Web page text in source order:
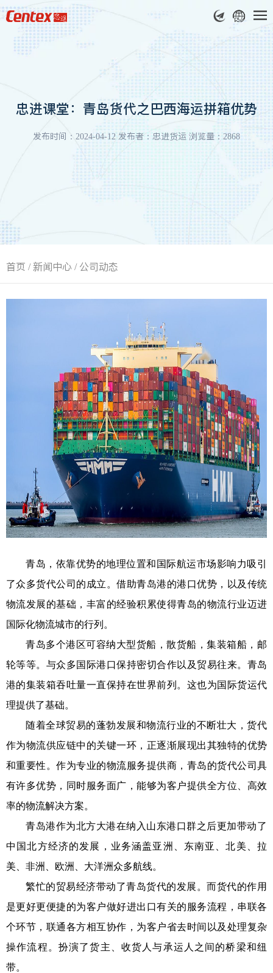
忠进课堂：青岛货代之巴西海运拼箱优势
发布时间：2024-04-12 发布者：忠进货运 浏览量：2868
首页 /新闻中心 /公司动态
青岛，依靠优势的地理位置和国际航运市场影响力吸引
了众多货代公司的成立。借助青岛港的港口优势，以及传统
物流发展的基础，丰富的经验积累使得青岛的物流行业迈进
国际化物流城市的行列。
青岛多个港区可容纳大型货船，散货船，集装箱船，邮
轮等等。与众多国际港口保持密切合作以及贸易往来。青岛
港的集装箱吞吐量一直保持在世界前列。这也为国际货运代
理提供了基础。
随着全球贸易的蓬勃发展和物流行业的不断壮大，货代
作为物流供应链中的关键一环，正逐渐展现出其独特的优势
和重要性。作为专业的物流服务提供商，青岛的货代公司具
有许多优势，同时服务面广，能够为客户提供全方位、高效
率的物流解决方案。
青岛港作为北方大港在纳入山东港口群之后更加带动了
中国北方经济的发展，业务涵盖亚洲、东南亚、北美、拉
美、非洲、欧洲、大洋洲众多航线。
繁忙的贸易经济带动了青岛货代的发展。而货代的作用
是更好更便捷的为客户做好进出口有关的服务流程，串联各
个环节，联通各方相互协作，为客户省去时间以及处理复杂
操作流程。扮演了货主、收货人与承运人之间的桥梁和纽
带。